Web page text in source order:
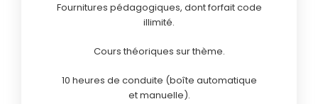
Fournitures pédagogiques, dont forfait code
illimité.
Cours théoriques sur thème.
10 heures de conduite (boîte automatique
et manuelle).